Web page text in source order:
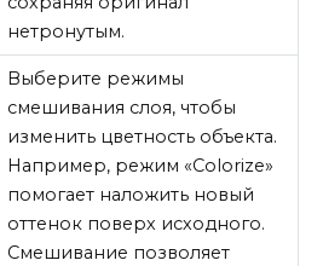
нетронутым.
Выберите режимы
смешивания слоя, чтобы
изменить цветность объекта.
Например, режим «Colorize»
помогает наложить новый
оттенок поверх исходного.
Смешивание позволяет